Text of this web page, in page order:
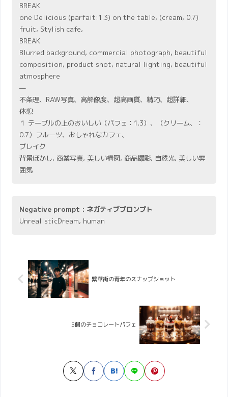
BREAK
one Delicious (parfait:1.3) on the table, (cream,:0.7)
fruit, Stylish cafe,
BREAK
Blurred background, commercial photograph, beautiful
composition, product shot, natural lighting, beautiful
atmosphere
—
不条理、RAW写真、高解像度、超高画質、精巧、超詳細、
休憩
１ テーブルの上のおいしい（パフェ：1.3）、（クリーム、：
0.7）フルーツ、おしゃれなカフェ、
ブレイク
背景ぼかし, 商業写真, 美しい構図, 商品撮影, 自然光, 美しい雰
囲気
Negative prompt : ネガティブプロンプト
UnrealisticDream, human
繁華街の青年のスナップショット
5個のチョコレートパフェ